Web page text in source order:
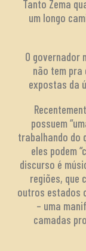
Tanto Zema
um longo
O governador
não tem
expostas da
possuem
trabalhando do
eles podem
discurso é
regiões, que
outros estados
– uma
camadas